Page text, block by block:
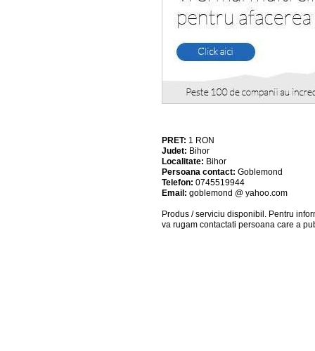
PRET: 1 RON
Judet: Bihor
Localitate: Bihor
Persoana contact: Goblemond
Telefon: 0745519944
Email: goblemond @ yahoo.com
Produs / serviciu disponibil . Pentru
va rugam contactati persoana care a